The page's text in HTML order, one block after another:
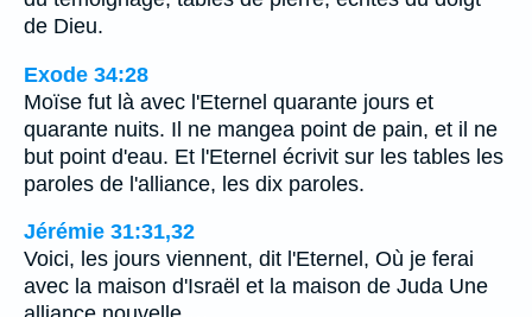
de Dieu.
Exode 34:28
Moïse fut là avec l'Eternel quarante jours et
quarante nuits. Il ne mangea point de pain, et il ne
but point d'eau. Et l'Eternel écrivit sur les tables les
paroles de l'alliance, les dix paroles.
Jérémie 31:31,32
Voici, les jours viennent, dit l'Eternel, Où je ferai
avec la maison d'Israël et la maison de Juda Une